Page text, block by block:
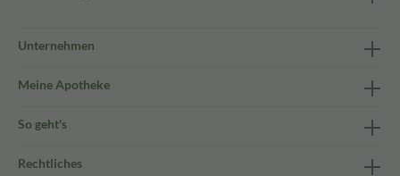
Unternehmen
Meine Apotheke
So geht's
Rechtliches